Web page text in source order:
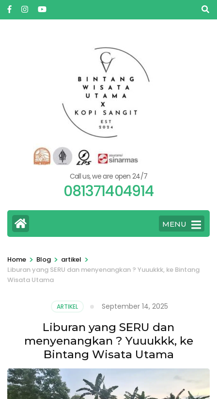
Skip
to
Call us, we are open 24/7
081371404914
MENU
Home > Blog > artikel >
Liburan yang SERU dan menyenangkan ? Yuuukkk, ke Bintang
Wisata Utama
ARTIKEL September 14, 2025
Liburan yang SERU dan
menyenangkan ? Yuuukkk, ke
Bintang Wisata Utama